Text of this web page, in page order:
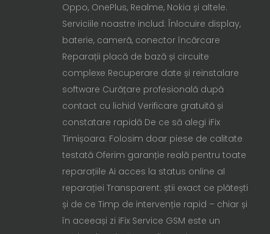
Oppo, OnePlus, Realme, Nokia și altele.
Serviciile noastre includ: Înlocuire display,
baterie, cameră, conector încărcare
Reparații placă de bază și circuite
complexe Recuperare date și reinstalare
software Curățare profesională după
contact cu lichid Verificare gratuită și
constatare rapidă De ce să alegi iFix
Timișoara: Folosim doar piese de calitate
testată Oferim garanție reală pentru toate
reparațiile Ai acces la status online al
reparației Transparent: știi exact ce plătești
și de ce Timp de intervenție rapid – chiar și
în aceeași zi iFix Service GSM este un